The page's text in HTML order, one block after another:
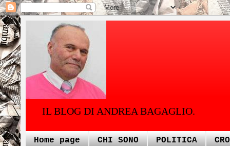
IL BLOG DI ANDREA BAGAGLIO.
Home page CHI SONO POLITICA